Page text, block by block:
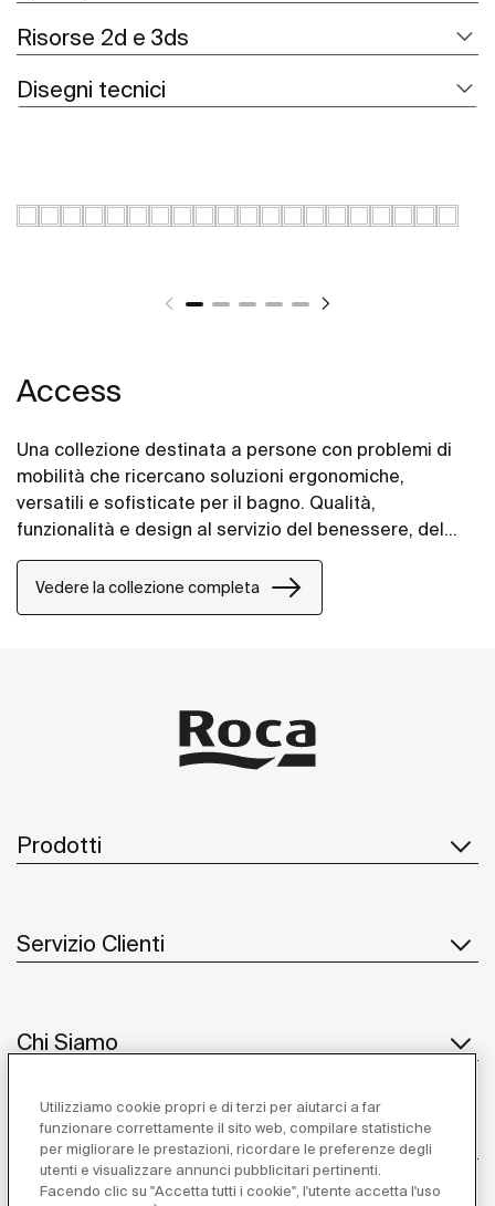
Risorse 2d e 3ds
Disegni tecnici
Access
Una collezione destinata a persone con problemi di
mobilità che ricercano soluzioni ergonomiche,
versatili e sofisticate per il bagno. Qualità,
funzionalità e design al servizio del benessere, del
comfort e della comodità per tutte le esigenze.
Vedere la collezione completa
Prodotti
Servizio Clienti
Chi Siamo
Ispirazione
Seguiteci
Utilizziamo cookie propri e di terzi per aiutarci a far
funzionare correttamente il sito web, compilare statistiche
per migliorare le prestazioni, ricordare le preferenze degli
utenti e visualizzare annunci pubblicitari pertinenti.
Facendo clic su "Accetta tutti i cookie", l'utente accetta l'uso